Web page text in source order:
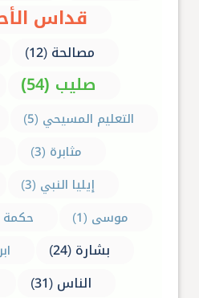
قداس الأحد
مصالحة (12)
صليب (54)
التعليم المسيحي (5)
مثابرة (3)
إيليا النبي (3)
موسى (1)
حكمة
بشارة (24)
الناس (31)